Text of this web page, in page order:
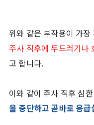
위와 같은 부작용이 가
주사 직후에 두드러기나
고 합니다.
이와 같이 주사 직후 심
을 중단하고 곧바로 응급